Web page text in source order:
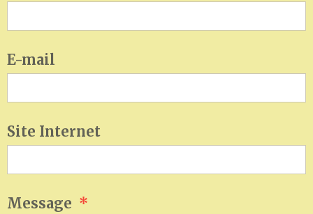
E-mail
Site Internet
Message